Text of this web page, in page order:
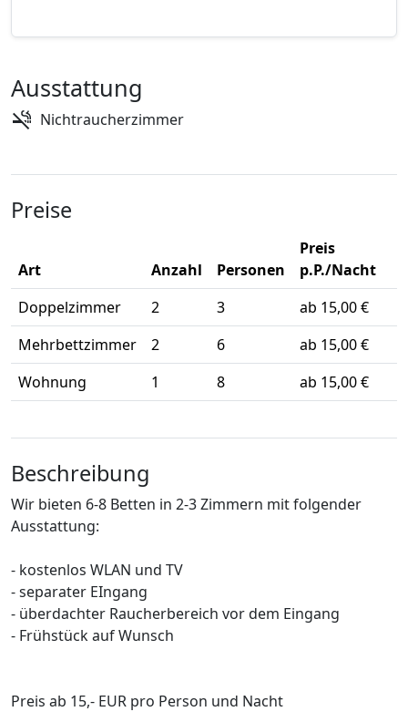
Ausstattung
Nichtraucherzimmer
Preise
Art Anzahl Personen
Preis
p.P./Nacht
Doppelzimmer
2 3
ab 15,00 €
Mehrbettzimmer
2 6
ab 15,00 €
Wohnung
1 8 ab 15,00 €
Beschreibung
Wir bieten 6-8 Betten in 2-3 Zimmern mit folgender
Ausstattung:
- kostenlos WLAN und TV
- separater EIngang
- überdachter Raucherbereich vor dem Eingang
- Frühstück auf Wunsch
Preis ab 15,- EUR pro Person und Nacht